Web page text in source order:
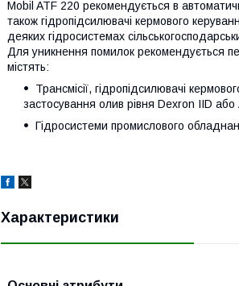
Mobil ATF 220 рекомендується в
також гідропідсилювачі кермового
деяких гідросистемах
Для уникнення помилок рекомендується
містять:
Трансмісії, гідропідсилювачі
застосування олив рівня Dexron IID
Гідросистеми промислового
Характеристики